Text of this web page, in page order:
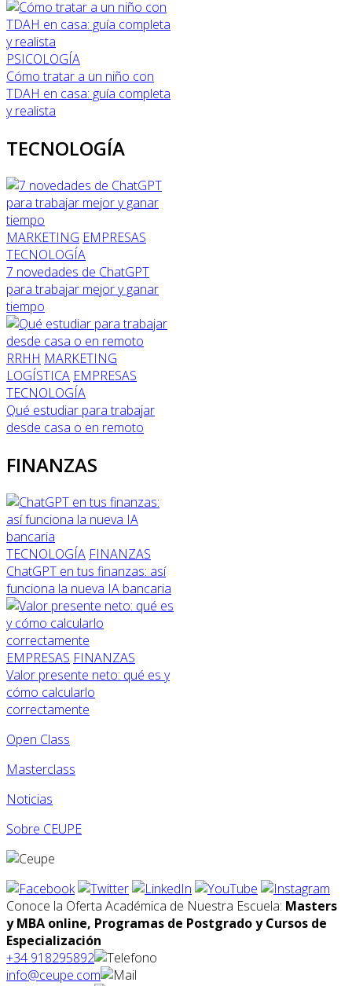
PSICOLOGÍA
Cómo tratar a un niño con
TDAH en casa: guía completa
y realista
TECNOLOGÍA
MARKETING EMPRESAS
TECNOLOGÍA
7 novedades de ChatGPT
para trabajar mejor y ganar
tiempo
RRHH MARKETING
LOGÍSTICA EMPRESAS
TECNOLOGÍA
Qué estudiar para trabajar
desde casa o en remoto
FINANZAS
TECNOLOGÍA FINANZAS
ChatGPT en tus finanzas: así
funciona la nueva IA bancaria
EMPRESAS FINANZAS
Valor presente neto: qué es y
cómo calcularlo
correctamente
Open Class
Masterclass
Noticias
Sobre CEUPE
Conoce la Oferta Académica de Nuestra Escuela: Masters
y MBA online, Programas de Postgrado y Cursos de
Especialización
+34 918295892
info@ceupe.com